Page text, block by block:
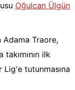
Oğulcan Ülgün
Adama Traore,
ilk
tutunmasına